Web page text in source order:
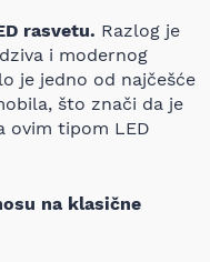
rasvetu. Razlog je
i modernog
je jedno od najčešće
što znači da je
ovim tipom LED
na klasične